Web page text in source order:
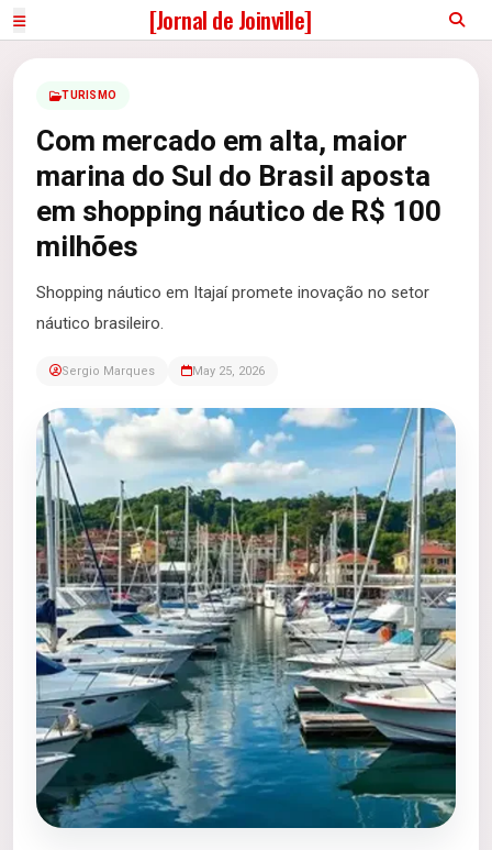
[Jornal de Joinville]
TURISMO
Com mercado em alta, maior
marina do Sul do Brasil aposta
em shopping náutico de R$ 100
milhões
Shopping náutico em Itajaí promete inovação no setor
náutico brasileiro.
Sergio Marques May 25, 2026